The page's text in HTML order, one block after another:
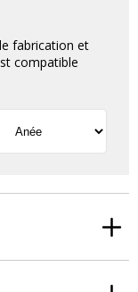
fabrication et
compatible